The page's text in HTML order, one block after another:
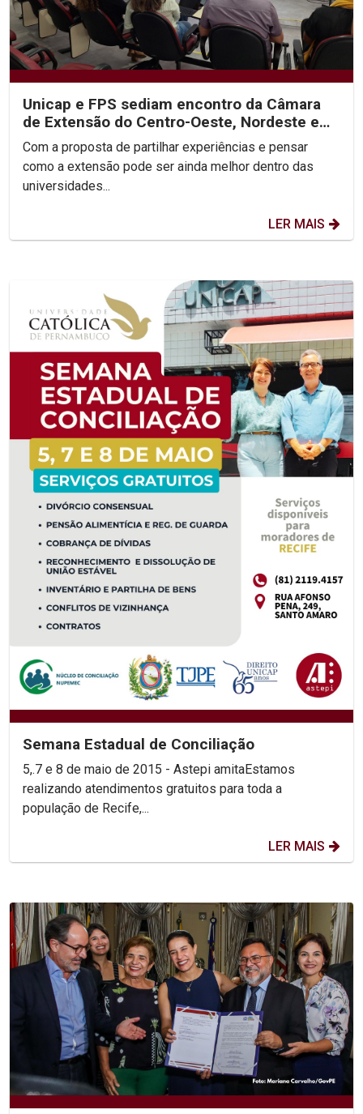
Unicap e FPS sediam encontro da Câmara
de Extensão do Centro-Oeste, Nordeste e
Norte do Brasil
Com a proposta de partilhar experiências e pensar
como a extensão pode ser ainda melhor dentro das
universidades...
LER MAIS
Semana Estadual de Conciliação
5,.7 e 8 de maio de 2015 - Astepi amitaEstamos
realizando atendimentos gratuitos para toda a
população de Recife,...
LER MAIS